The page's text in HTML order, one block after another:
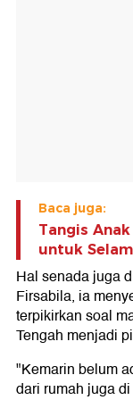
Baca juga:
Tangis
untuk
Hal senada juga
Firsabila, ia
terpikirkan soal
Tengah menjadi
"Kemarin belum
dari rumah juga